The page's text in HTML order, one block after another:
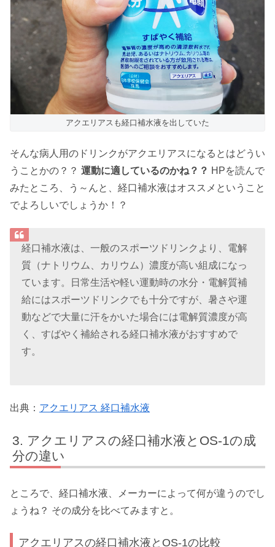
アクエリアスも経口補水液を出していた
そんな病人用のドリンクがアクエリアスになるとはどうい
うことかの？？ 運動に適しているのかね？？ HPを読んで
みたところ、う～んと、経口補水液はオススメということ
でよろしいでしょうか！？
経口補水液は、一般のスポーツドリンクより、電解
質（ナトリウム、カリウム）濃度が高い組成になっ
ています。日常生活や軽い運動時の水分・電解質補
給にはスポーツドリンクでも十分ですが、暑さや運
動などで大量に汗をかいた場合には電解質濃度が高
く、すばやく補給される経口補水液がおすすめで
す。
出典： アクエリアス 経口補水液
アクエリアスの経口補水液とOS-1の成
分の違い
ところで、経口補水液、メーカーによって何が違うのでし
ょうね？ その成分を比べてみますと。
アクエリアスの経口補水液とOS-1の比較